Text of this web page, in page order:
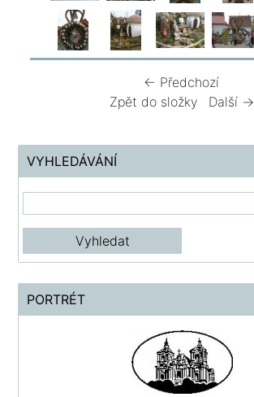
← Předchozí
Zpět do složky
Další →
VYHLEDÁVÁNÍ
PORTRÉT